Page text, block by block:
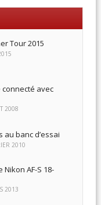
Tour 2015
avec
2008
au banc d’essai
2010
AF-S 18-
2013